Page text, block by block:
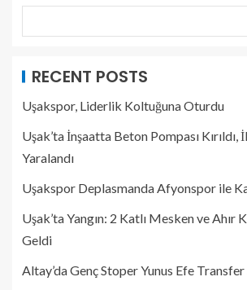
RECENT POSTS
Uşakspor, Liderlik Koltuğuna Oturdu
Uşak’ta İnşaatta Beton Pompası Kırıldı,
Yaralandı
Uşakspor Deplasmanda Afyonspor ile
Uşak’ta Yangın: 2 Katlı Mesken ve Ahır
Geldi
Altay’da Genç Stoper Yunus Efe